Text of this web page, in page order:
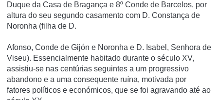
Duque da Casa de Bragança e 8º Conde de Barcelos, por
altura do seu segundo casamento com D. Constança de
Noronha (filha de D.
Afonso, Conde de Gijón e Noronha e D. Isabel, Senhora de
Viseu). Essencialmente habitado durante o século XV,
assistiu-se nas centúrias seguintes a um progressivo
abandono e a uma consequente ruína, motivada por
fatores políticos e económicos, que se foi agravando até ao